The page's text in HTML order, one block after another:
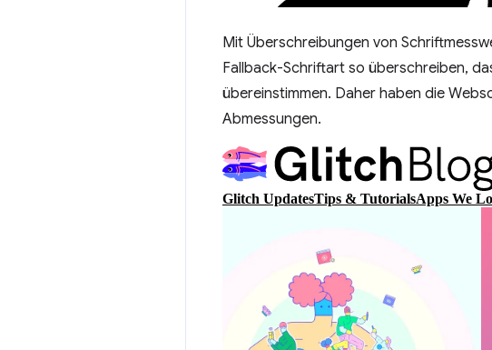
Mit Überschreibungen von
Fallback-Schriftart so überschreiben,
übereinstimmen. Daher haben die
Abmessungen.